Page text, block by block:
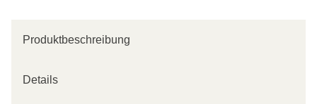
Produktbeschreibung
Details